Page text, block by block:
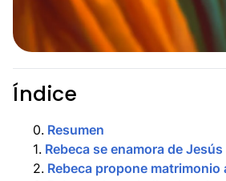
Índice
0. Resumen
1. Rebeca se enamora de Jesús
2. Rebeca propone matrimonio